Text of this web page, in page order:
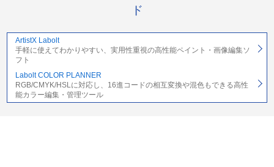
ド
ArtistX Labolt
手軽に使えてわかりやすい、実用性重視の高性能ペイント・画像編集ソ
フト
Labolt COLOR PLANNER
RGB/CMYK/HSLに対応し、16進コードの相互変換や混色もできる高性
能カラー編集・管理ツール